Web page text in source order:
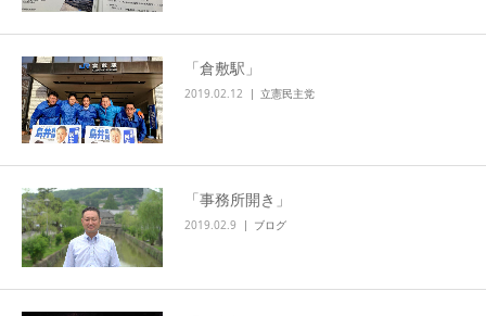
「倉敷駅」
2019.02.12 立憲民主党
「事務所開き」
2019.02.9 ブログ